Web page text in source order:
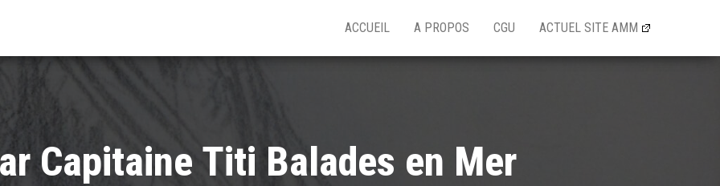
ACCUEIL A PROPOS CGU ACTUEL SITE AMM
Capitaine Titi Balades en Mer